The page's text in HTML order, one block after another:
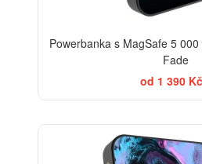
Powerbanka s MagSafe 5
Fade
od 1 390 Kč